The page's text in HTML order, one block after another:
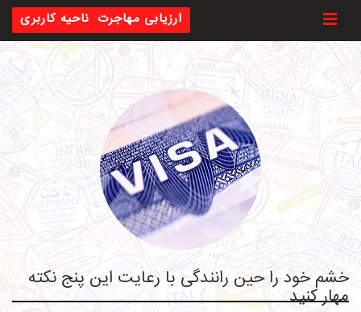
ناحیه کاربری ارزیابی مهاجرت
خشم خود را حین رانندگی با رعایت این پنج نکته
مهار کنید